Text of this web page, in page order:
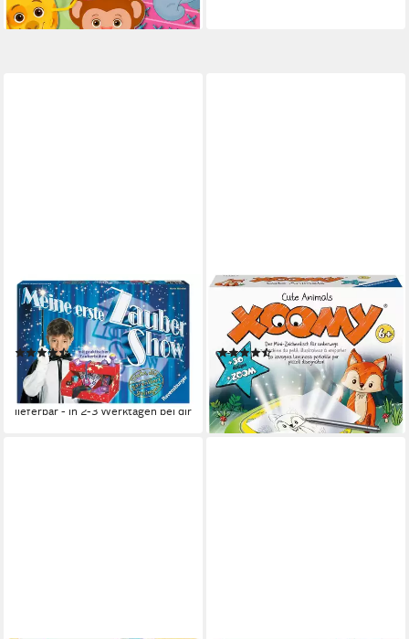
lieferbar - in 3-4 Werktagen bei dir
RAVENSBURGER
Zauberkasten Meine erste
Zaubershow, Made in Europe
(48)
ab 17,11 € UVP26,99 €
-37%
lieferbar - in 2-3 Werktagen bei dir
RAVENSBURGER
Malvorlage XOOMY® Midi
Cute Animals, Made in Europe
(2)
ab 31,29 €
lieferbar - in 2-3 Werktagen bei dir